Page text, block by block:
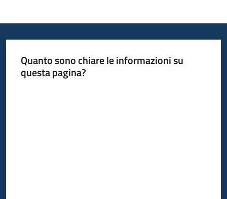
Quanto sono chiare le informazioni su
questa pagina?